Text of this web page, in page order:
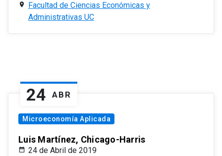
Facultad de Ciencias Económicas y
Administrativas UC
24 ABR
Microeconomía Aplicada
Luis Martínez, Chicago-Harris
24 de Abril de 2019